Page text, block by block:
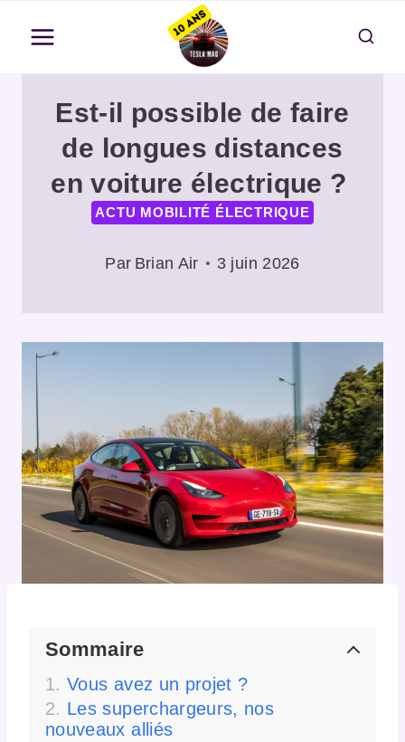
contenu
Est-il possible de faire
de longues distances
en voiture électrique ?
ACTU MOBILITÉ ÉLECTRIQUE
Par Brian Air 3 juin 2026
Sommaire
Vous avez un projet ?
Les superchargeurs, nos
nouveaux alliés